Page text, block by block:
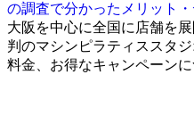
の調査で分かったメリット
大阪を中心に全国に店舗を
判のマシンピラティススタ
料金、お得なキャンペーン